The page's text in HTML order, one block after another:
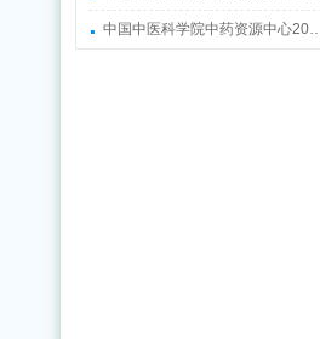
中国中医科学院中药资源中心